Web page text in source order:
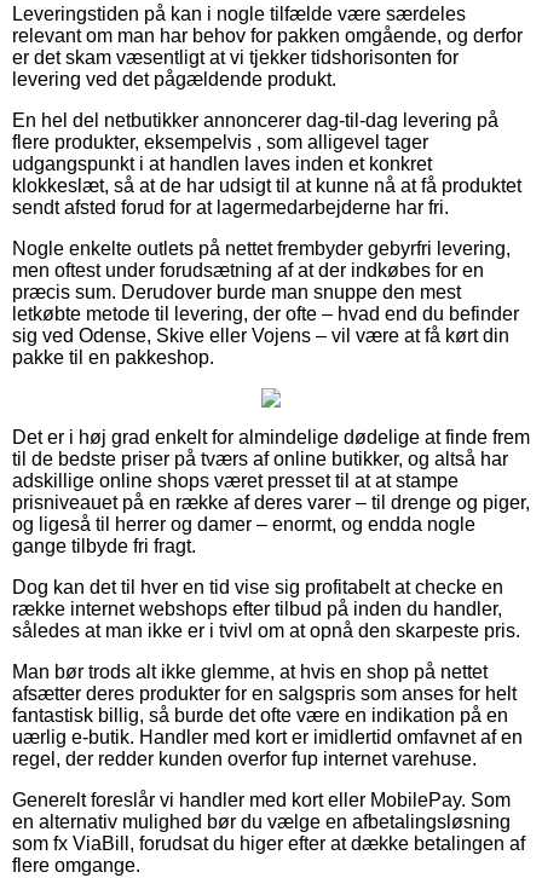
Leveringstiden på kan i nogle tilfælde være særdeles
relevant om man har behov for pakken omgående, og derfor
er det skam væsentligt at vi tjekker tidshorisonten for
levering ved det pågældende produkt.
En hel del netbutikker annoncerer dag-til-dag levering på
flere produkter, eksempelvis , som alligevel tager
udgangspunkt i at handlen laves inden et konkret
klokkeslæt, så at de har udsigt til at kunne nå at få produktet
sendt afsted forud for at lagermedarbejderne har fri.
Nogle enkelte outlets på nettet frembyder gebyrfri levering,
men oftest under forudsætning af at der indkøbes for en
præcis sum. Derudover burde man snuppe den mest
letkøbte metode til levering, der ofte – hvad end du befinder
sig ved Odense, Skive eller Vojens – vil være at få kørt din
pakke til en pakkeshop.
Det er i høj grad enkelt for almindelige dødelige at finde frem
til de bedste priser på tværs af online butikker, og altså har
adskillige online shops været presset til at at stampe
prisniveauet på en række af deres varer – til drenge og piger,
og ligeså til herrer og damer – enormt, og endda nogle
gange tilbyde fri fragt.
Dog kan det til hver en tid vise sig profitabelt at checke en
række internet webshops efter tilbud på inden du handler,
således at man ikke er i tvivl om at opnå den skarpeste pris.
Man bør trods alt ikke glemme, at hvis en shop på nettet
afsætter deres produkter for en salgspris som anses for helt
fantastisk billig, så burde det ofte være en indikation på en
uærlig e-butik. Handler med kort er imidlertid omfavnet af en
regel, der redder kunden overfor fup internet varehuse.
Generelt foreslår vi handler med kort eller MobilePay. Som
en alternativ mulighed bør du vælge en afbetalingsløsning
som fx ViaBill, forudsat du higer efter at dække betalingen af
flere omgange.